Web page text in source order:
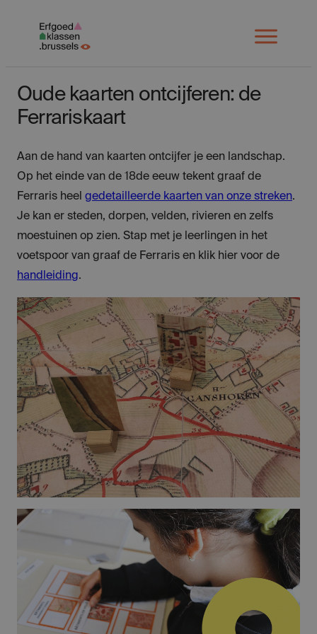
Open
menu
Oude kaarten ontcijferen: de
Ferrariskaart
Aan de hand van kaarten ontcijfer je een landschap.
Op het einde van de 18de eeuw tekent graaf de
Ferraris heel gedetailleerde kaarten van onze streken.
Je kan er steden, dorpen, velden, rivieren en zelfs
moestuinen op zien. Stap met je leerlingen in het
voetspoor van graaf de Ferraris en klik hier voor de
handleiding.